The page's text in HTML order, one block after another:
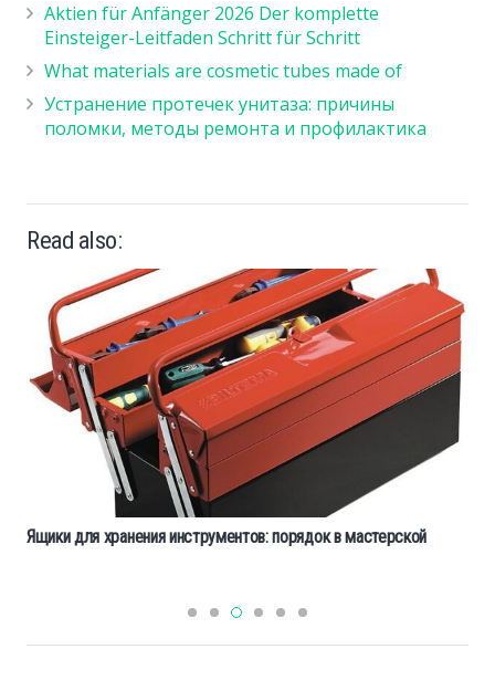
Aktien für Anfänger 2026 Der komplette
Einsteiger-Leitfaden Schritt für Schritt
What materials are cosmetic tubes made of
Устранение протечек унитаза: причины
поломки, методы ремонта и профилактика
Read also:
Ящики для хранения инструментов: порядок в мастерской